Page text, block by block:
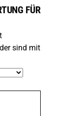
FÜR
sind mit